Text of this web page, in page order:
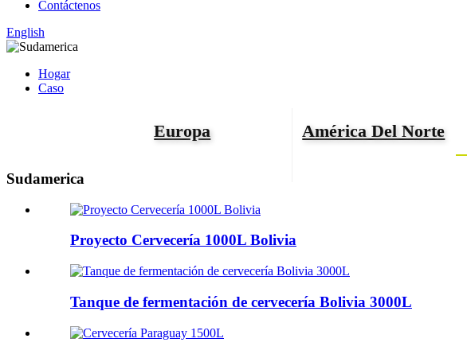
Contáctenos
English
Hogar
Caso
Europa América Del Norte
Sudamerica
Proyecto Cervecería 1000L Bolivia
Tanque de fermentación de cervecería Bolivia 3000L